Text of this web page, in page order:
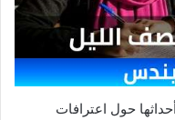
حول اعترافات